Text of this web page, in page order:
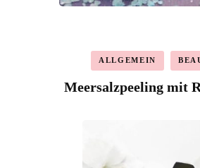
ALLGEMEIN
Meersalzpeeling mit